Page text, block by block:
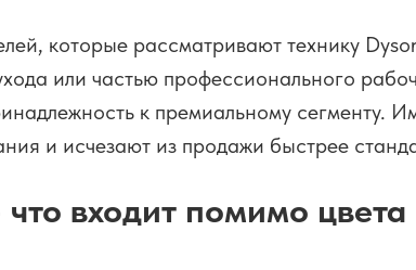
которые рассматривают технику
или частью профессионального
к премиальному сегменту.
и исчезают из продажи быстрее
входит помимо цвета